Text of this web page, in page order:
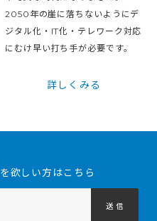
2050年の崖に落ちないようにデ
ジタル化・IT化・テレワーク対応
にむけ早い打ち手が必要です。
詳しくみる
を欲しい方はこちら
送 信